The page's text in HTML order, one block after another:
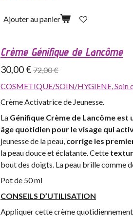
Ajouter au panier
Crème Génifique de Lancôme
30,00 € 72,00 €
COSMETIQUE/SOIN/HYGIENE,Soin
Crème Activatrice de Jeunesse.
La Génifique Crème de Lancôme
âge quotidien pour le visage qui
jeunesse de la peau, corrige les
la peau douce et éclatante. Cette
bout des doigts. La peau brille comme
Pot de 50 ml
CONSEILS D’UTILISATION
Appliquer cette crème